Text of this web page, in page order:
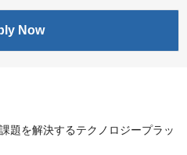
Now
題を解決するテクノロジープラッ